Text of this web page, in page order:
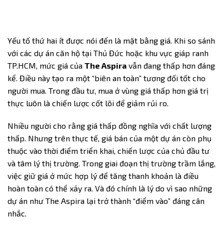
Yếu tố thứ hai ít được nói đến là mặt bằng giá. Khi so sánh
với các dự án căn hộ tại Thủ Đức hoặc khu vực giáp ranh
TP.HCM, mức giá của The Aspira vẫn đang thấp hơn đáng
kể. Điều này tạo ra một “biên an toàn” tương đối tốt cho
người mua. Trong đầu tư, mua ở vùng giá thấp hơn giá trị
thực luôn là chiến lược cốt lõi để giảm rủi ro.
Nhiều người cho rằng giá thấp đồng nghĩa với chất lượng
thấp. Nhưng trên thực tế, giá bán của một dự án còn phụ
thuộc vào thời điểm triển khai, chiến lược của chủ đầu tư
và tâm lý thị trường. Trong giai đoạn thị trường trầm lắng,
việc giữ giá ở mức hợp lý để tăng thanh khoản là điều
hoàn toàn có thể xảy ra. Và đó chính là lý do vì sao những
dự án như The Aspira lại trở thành “điểm vào” đáng cân
nhắc.